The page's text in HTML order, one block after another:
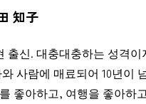
知子
출신. 대충대충하는 성격
사람에 매료되어 10년이
좋아하고, 여행을 좋아하